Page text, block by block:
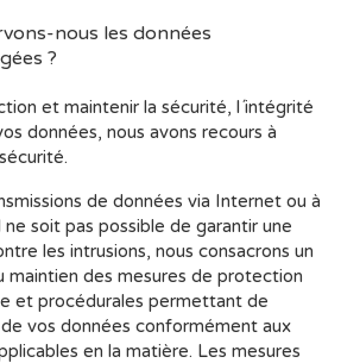
nous les données
?
et maintenir la sécurité, l´intégrité
données, nous avons recours à
de données via Internet ou à
soit pas possible de garantir une
les intrusions, nous consacrons un
maintien des mesures de protection
et procédurales permettant de
vos données conformément aux
en la matière. Les mesures